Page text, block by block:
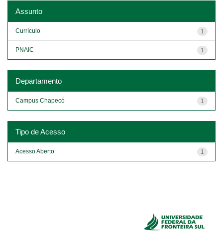
Assunto
1
Currículo
1
PNAIC
Departamento
1
Campus Chapecó
Tipo de Acesso
1
Acesso Aberto